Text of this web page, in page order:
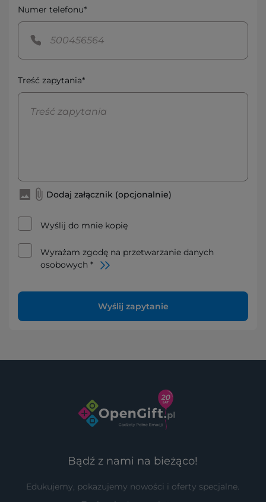
Numer telefonu*
Treść zapytania*
Dodaj załącznik (opcjonalnie)
Wyślij do mnie kopię
Wyrażam zgodę na przetwarzanie danych
osobowych *
Wyślij zapytanie
Bądź z nami na bieżąco!
Edukujemy, pokazujemy nowości i oferty specjalne.